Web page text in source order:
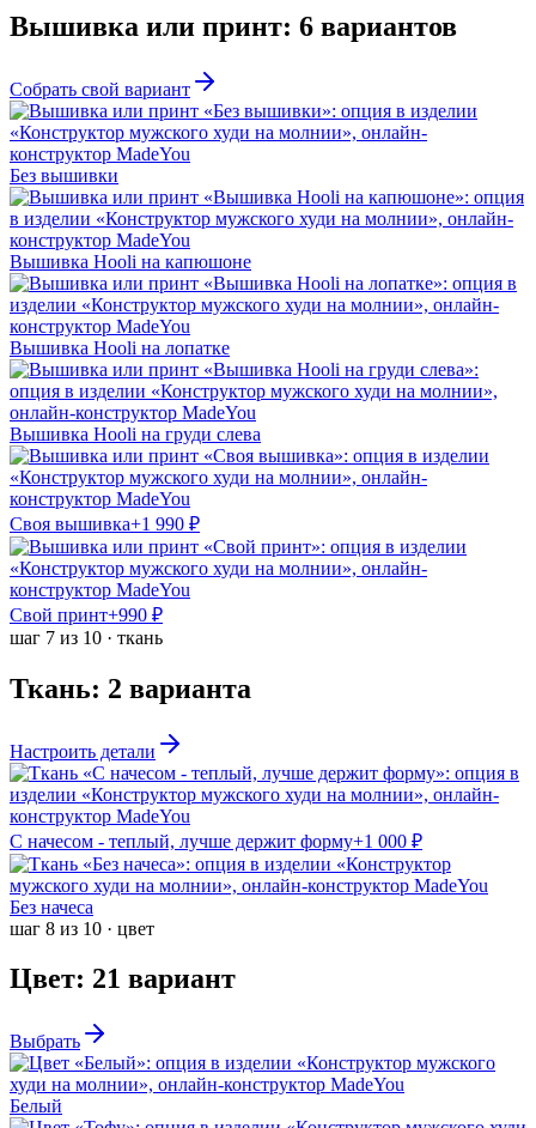
Вышивка или принт: 6 вариантов
Собрать свой вариант
Без вышивки
Вышивка Hooli на капюшоне
Вышивка Hooli на лопатке
Вышивка Hooli на груди слева
Своя вышивка+1 990 ₽
Свой принт+990 ₽
шаг 7 из 10 · ткань
Ткань: 2 варианта
Настроить детали
С начесом - теплый, лучше держит форму+1 000 ₽
Без начеса
шаг 8 из 10 · цвет
Цвет: 21 вариант
Выбрать
Белый